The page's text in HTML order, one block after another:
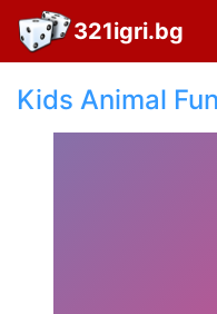
321igri.bg
Kids Animal Fun